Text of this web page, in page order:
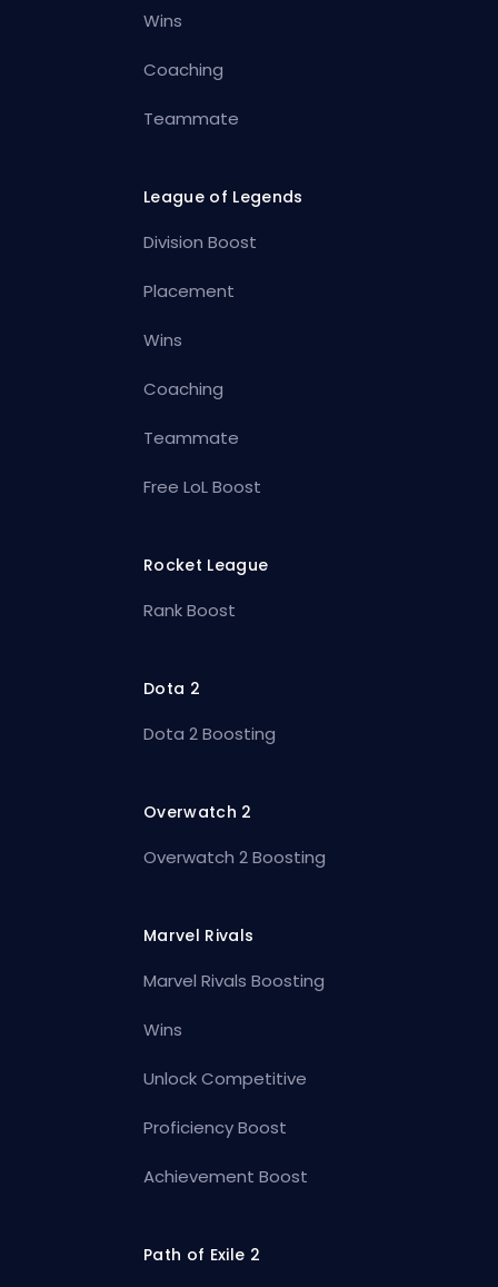
Wins
Coaching
Teammate
League of Legends
Division Boost
Placement
Wins
Coaching
Teammate
Free LoL Boost
Rocket League
Rank Boost
Dota 2
Dota 2 Boosting
Overwatch 2
Overwatch 2 Boosting
Marvel Rivals
Marvel Rivals Boosting
Wins
Unlock Competitive
Proficiency Boost
Achievement Boost
Path of Exile 2